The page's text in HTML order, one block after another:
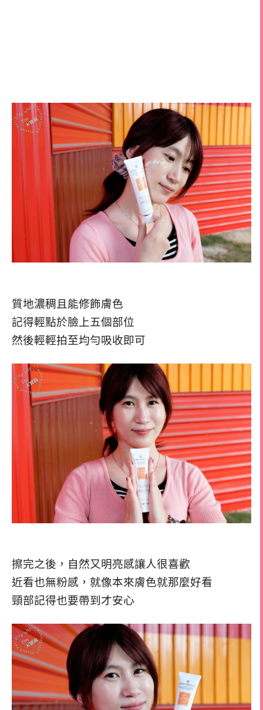
質地濃稠且能修飾膚色
記得輕點於臉上五個部位
然後輕輕拍至均勻吸收即可
擦完之後，自然又明亮感讓人很喜歡
近看也無粉感，就像本來膚色就那麼好看
頸部記得也要帶到才安心